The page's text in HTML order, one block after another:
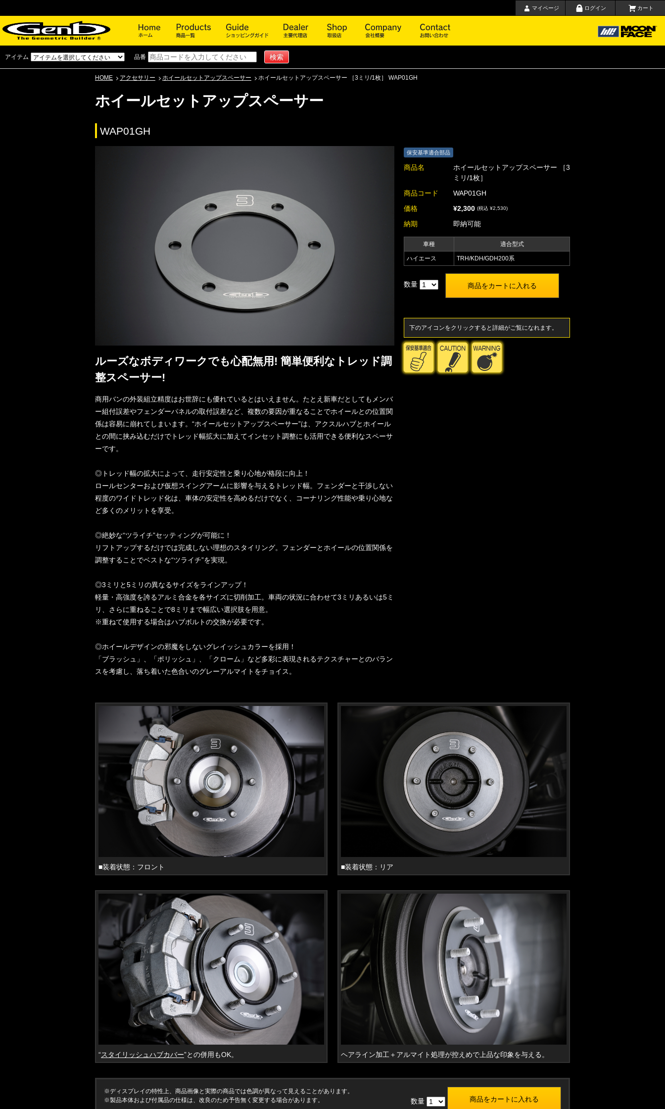
マイページ ログイン カート
アイテム 品番
HOME アクセサリー ホイールセットアップスペーサー ホイールセットアップスペーサー ［3ミリ/1枚］ WAP01GH
ホイールセットアップスペーサー
WAP01GH
ルーズなボディワークでも心配無用! 簡単便利なトレッド調
整スペーサー!
商用バンの外装組立精度はお世辞にも優れているとはいえません。たとえ新車だとしてもメンバ
ー組付誤差やフェンダーパネルの取付誤差など、複数の要因が重なることでホイールとの位置関
係は容易に崩れてしまいます。“ホイールセットアップスペーサー”は、アクスルハブとホイール
との間に挟み込むだけでトレッド幅拡大に加えてインセット調整にも活用できる便利なスペーサ
ーです。
◎トレッド幅の拡大によって、走行安定性と乗り心地が格段に向上！
ロールセンターおよび仮想スイングアームに影響を与えるトレッド幅。フェンダーと干渉しない
程度のワイドトレッド化は、車体の安定性を高めるだけでなく、コーナリング性能や乗り心地な
ど多くのメリットを享受。
◎絶妙な“ツライチ”セッティングが可能に！
リフトアップするだけでは完成しない理想のスタイリング。フェンダーとホイールの位置関係を
調整することでベストな“ツライチ”を実現。
◎3ミリと5ミリの異なるサイズをラインアップ！
軽量・高強度を誇るアルミ合金を各サイズに切削加工。車両の状況に合わせて3ミリあるいは5ミ
リ、さらに重ねることで8ミリまで幅広い選択肢を用意。
※重ねて使用する場合はハブボルトの交換が必要です。
◎ホイールデザインの邪魔をしないグレイッシュカラーを採用！
「ブラッシュ」、「ポリッシュ」、「クローム」など多彩に表現されるテクスチャーとのバラン
スを考慮し、落ち着いた色合いのグレーアルマイトをチョイス。
保安基準適合部品
商品名
ホイールセットアップスペーサー ［3
ミリ/1枚］
商品コード
WAP01GH
価格
¥2,300 (税込 ¥2,530)
納期 即納可能
車種 適合型式
ハイエース TRH/KDH/GDH200系
数量
下のアイコンをクリックすると詳細がご覧になれます。
■装着状態：フロント ■装着状態：リア
“スタイリッシュハブカバー”との併用もOK。 ヘアライン加工＋アルマイト処理が控えめで上品な印象を与える。
数量
※ディスプレイの特性上、商品画像と実際の商品では色調が異なって見えることがあります。
※製品本体および付属品の仕様は、改良のため予告無く変更する場合があります。